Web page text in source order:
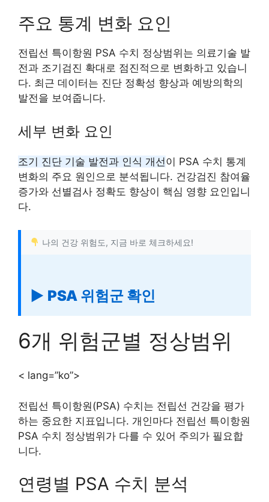
주요 통계 변화 요인
전립선 특이항원 PSA 수치 정상범위는 의료기술 발
전과 조기검진 확대로 점진적으로 변화하고 있습니
다. 최근 데이터는 진단 정확성 향상과 예방의학의
발전을 보여줍니다.
세부 변화 요인
조기 진단 기술 발전과 인식 개선이 PSA 수치 통계
변화의 주요 원인으로 분석됩니다. 건강검진 참여율
증가와 선별검사 정확도 향상이 핵심 영향 요인입니
다.
나의 건강 위험도, 지금 바로 체크하세요!
▶ PSA 위험군 확인
6개 위험군별 정상범위
< lang=”ko”>
전립선 특이항원(PSA) 수치는 전립선 건강을 평가
하는 중요한 지표입니다. 개인마다 전립선 특이항원
PSA 수치 정상범위가 다를 수 있어 주의가 필요합
니다.
연령별 PSA 수치 분석